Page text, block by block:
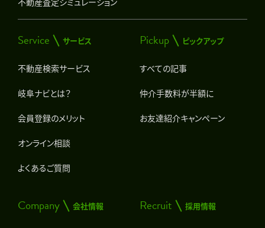
Service サービス
不動産検索サービス
岐阜ナビとは？
会員登録のメリット
オンライン相談
よくあるご質問
Pickup ピックアップ
すべての記事
仲介手数料が半額に
お友達紹介キャンペーン
Company 会社情報 Recruit 採用情報